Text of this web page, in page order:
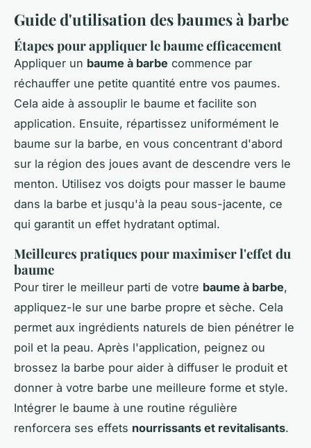
Guide d'utilisation des baumes à barbe
Étapes pour appliquer le baume efficacement
Appliquer un baume à barbe commence par
réchauffer une petite quantité entre vos paumes.
Cela aide à assouplir le baume et facilite son
application. Ensuite, répartissez uniformément le
baume sur la barbe, en vous concentrant d'abord
sur la région des joues avant de descendre vers le
menton. Utilisez vos doigts pour masser le baume
dans la barbe et jusqu'à la peau sous-jacente, ce
qui garantit un effet hydratant optimal.
Meilleures pratiques pour maximiser l'effet du
baume
Pour tirer le meilleur parti de votre baume à barbe,
appliquez-le sur une barbe propre et sèche. Cela
permet aux ingrédients naturels de bien pénétrer le
poil et la peau. Après l'application, peignez ou
brossez la barbe pour aider à diffuser le produit et
donner à votre barbe une meilleure forme et style.
Intégrer le baume à une routine régulière
renforcera ses effets nourrissants et revitalisants.